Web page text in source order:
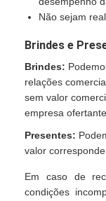
Não sejam
Brindes e
Brindes:
relações
sem valor
empresa
Presentes:
valor
Em caso de
condições